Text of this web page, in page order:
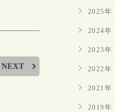
NEXT
2025年
2024年
2023年
2022年
2021年
2019年